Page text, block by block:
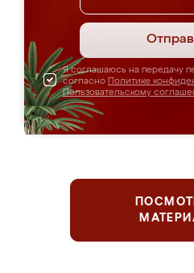
Я соглашаюсь на передачу
согласно Политике
Пользовательскому